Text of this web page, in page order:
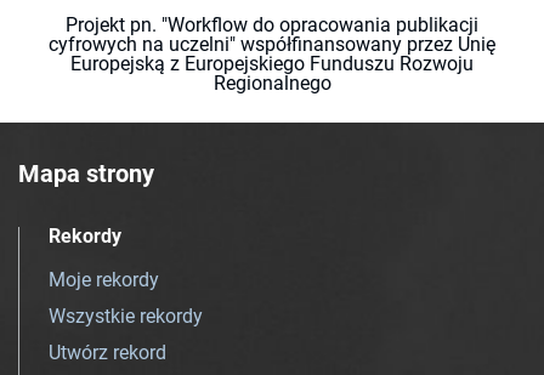
Projekt pn. "Workflow do opracowania publikacji
cyfrowych na uczelni" współfinansowany przez Unię
Europejską z Europejskiego Funduszu Rozwoju
Regionalnego
Mapa strony
Rekordy
Moje rekordy
Wszystkie rekordy
Utwórz rekord